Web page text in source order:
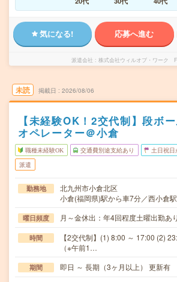
気になる! 応募へ進む
派遣会社 株式会社ウィルオブ・ワーク
未読 掲載日 2026/08/06
【未経験OK！2交代制】段ボ
オペレーター＠小倉
職種未経験OK 交通費別途支給あり 土日祝日
派遣
勤務地
北九州市小倉北区
小倉(福岡県)駅から車7分／西小倉
曜日頻度 月～金休出：年4回程度土曜出勤あり
時間
【2交代制】(1) 8:00 ～ 17:00 (2)
（※午前1…
期間 即日 ～ 長期（3ヶ月以上） 更新有